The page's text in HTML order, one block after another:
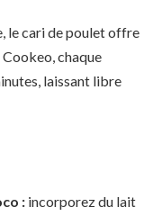
le cari de poulet offre
chaque
laissant libre
: incorporez du lait